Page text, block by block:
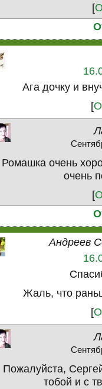
[
Ага дочку и
[
Ромашка очень
очень
[
Андреев
Жаль, что
[
Пожалуйста,
тобой и с